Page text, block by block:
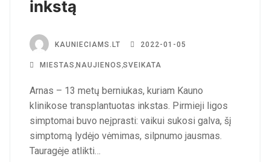
inkstą
KAUNIECIAMS.LT 2022-01-05
MIESTAS ,NAUJIENOS ,SVEIKATA
Arnas – 13 metų berniukas, kuriam Kauno
klinikose transplantuotas inkstas. Pirmieji ligos
simptomai buvo neįprasti: vaikui sukosi galva, šį
simptomą lydėjo vėmimas, silpnumo jausmas.
Tauragėje atlikti…